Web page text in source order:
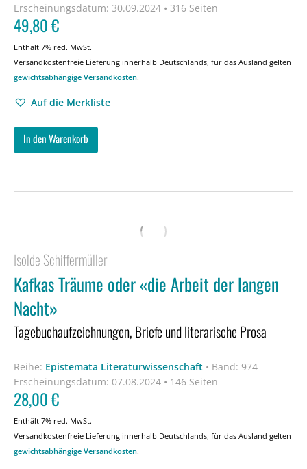
Erscheinungsdatum: 30.09.2024 • 316 Seiten
49,80€
Enthält 7% red. MwSt.
Versandkostenfreie Lieferung innerhalb Deutschlands, für das Ausland gelten
gewichtsabhängige Versandkosten.
Auf die Merkliste
In den Warenkorb
Isolde Schiffermüller
Kafkas Träume oder «die Arbeit der langen
Nacht»
Tagebuchaufzeichnungen, Briefe und literarische Prosa
Reihe: Epistemata Literaturwissenschaft • Band: 974
Erscheinungsdatum: 07.08.2024 • 146 Seiten
28,00€
Enthält 7% red. MwSt.
Versandkostenfreie Lieferung innerhalb Deutschlands, für das Ausland gelten
gewichtsabhängige Versandkosten.